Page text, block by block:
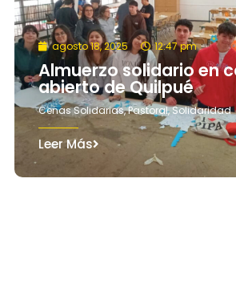
agosto 18, 2025 12:47 pm
Almuerzo solidario en
abierto de Quilpué
Cenas Solidarias,Pastoral,Solidaridad
Leer Más